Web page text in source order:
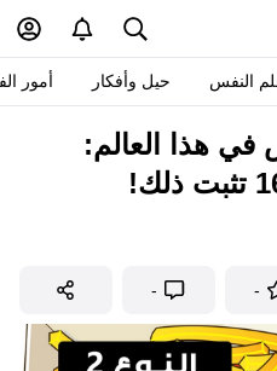
النفس حيل وأفكار أمور
في هذا العالم:
-
-